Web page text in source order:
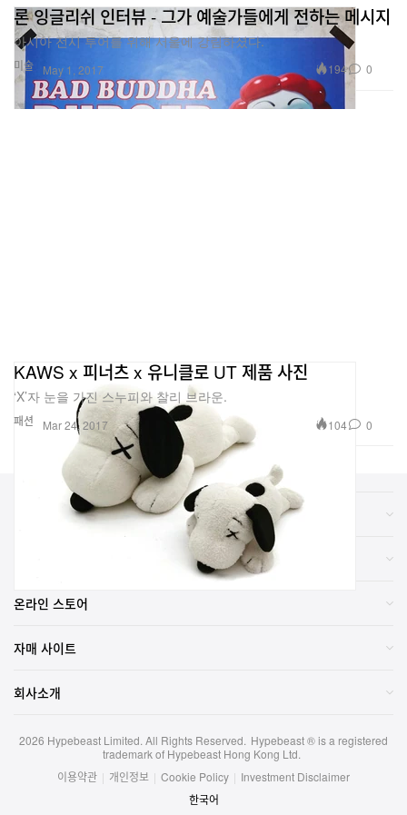
미술
론 잉글리쉬 인터뷰 - 그가 예술가들에게 전하는 메시지
아시아 전시 투어를 위해 서울에 강림하셨다.
May 1, 2017 194 0
패션
KAWS x 피너츠 x 유니클로 UT 제품 사진
‘X’자 눈을 가진 스누피와 찰리 브라운.
Mar 24, 2017 104 0
온라인 스토어
자매 사이트
회사소개
2026 Hypebeast Limited. All Rights Reserved. Hypebeast ® is a registered
trademark of Hypebeast Hong Kong Ltd.
이용약관 | 개인정보 | Cookie Policy | Investment Disclaimer
한국어